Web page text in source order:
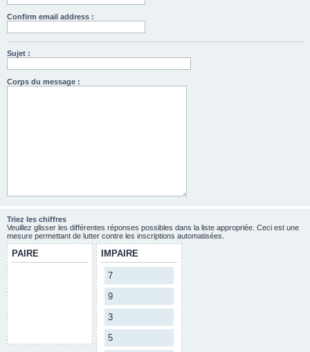
Confirm email address :
Sujet :
Corps du message :
Triez les chiffres
Veuillez glisser les différentes réponses possibles dans la liste appropriée. Ceci est une
mesure permettant de lutter contre les inscriptions automatisées.
PAIRE IMPAIRE
7
9
3
5